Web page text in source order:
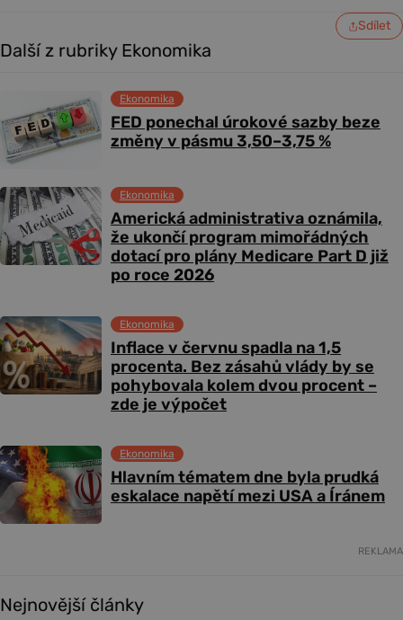
Sdílet
Další z rubriky Ekonomika
FED ponechal úrokové sazby beze
změny v pásmu 3,50–3,75 %
Ekonomika
Americká administrativa oznámila,
že ukončí program mimořádných
dotací pro plány Medicare Part D již
po roce 2026
Ekonomika
Inflace v červnu spadla na 1,5
procenta. Bez zásahů vlády by se
pohybovala kolem dvou procent –
zde je výpočet
Ekonomika
Hlavním tématem dne byla prudká
eskalace napětí mezi USA a Íránem
Ekonomika
REKLAMA
Nejnovější články